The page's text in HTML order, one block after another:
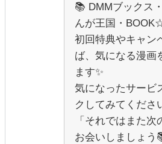
📚 DMMブックス
んが王国・
初回特典やキャン
ば、気になる漫画
ます✨
気になったサービ
クしてみてくださ
「それではまた次
お会いしましょう